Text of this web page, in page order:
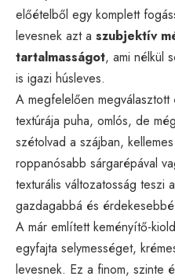
előételből egy komplett
levesnek azt a szubjektív
tartalmasságot, ami nélkül
is igazi húsleves.
A megfelelően
textúrája puha, omlós, de
szétolvad a szájban,
roppanósabb sárgarépával
texturális változatosság teszi
gazdagabbá és
A már említett keményítő-
egyfajta selymességet,
levesnek. Ez a finom, szinte